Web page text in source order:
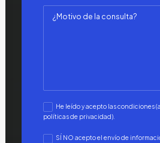
He leído y acepto las condiciones
políticas de privacidad).
SÍ NO acepto el envío de